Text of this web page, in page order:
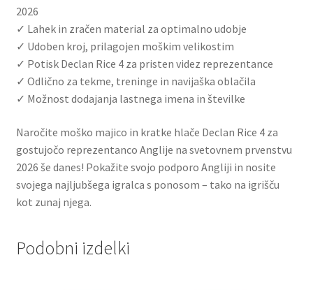
2026
✓ Lahek in zračen material za optimalno udobje
✓ Udoben kroj, prilagojen moškim velikostim
✓ Potisk Declan Rice 4 za pristen videz reprezentance
✓ Odlično za tekme, treninge in navijaška oblačila
✓ Možnost dodajanja lastnega imena in številke
Naročite moško majico in kratke hlače Declan Rice 4 za
gostujočo reprezentanco Anglije na svetovnem prvenstvu
2026 še danes! Pokažite svojo podporo Angliji in nosite
svojega najljubšega igralca s ponosom – tako na igrišču
kot zunaj njega.
Podobni izdelki